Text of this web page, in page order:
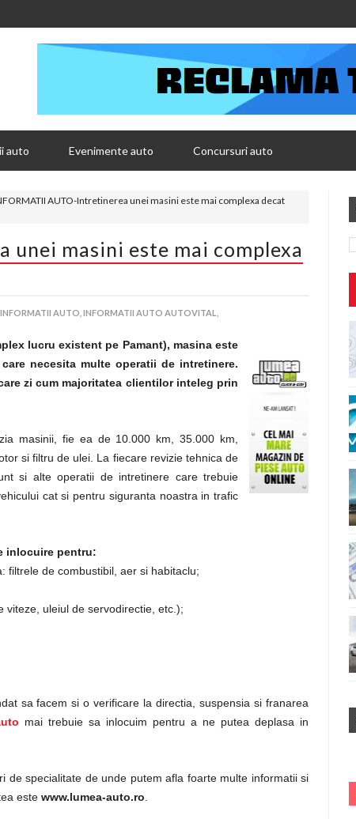
auto Evenimente auto Concursuri auto
AUTO-Intretinerea unei masini este mai complexa decat
unei masini este mai complexa
INFORMATII AUTO, INFORMATII AUTO AUTOVITAL,
lucru existent pe Pamant), masina este
necesita multe operatii de intretinere.
zi cum majoritatea clientilor inteleg prin
masinii, fie ea de 10.000 km, 35.000 km,
si filtru de ulei. La fiecare revizie tehnica de
si alte operatii de intretinere care trebuie
cat si pentru siguranta noastra in trafic
inlocuire pentru:
filtrele de combustibil, aer si habitaclu;
viteze, uleiul de servodirectie, etc.);
sa facem si o verificare la directia, suspensia si franarea
mai trebuie sa inlocuim pentru a ne putea deplasa in
de specialitate de unde putem afla foarte multe informatii si
este www.lumea-auto.ro